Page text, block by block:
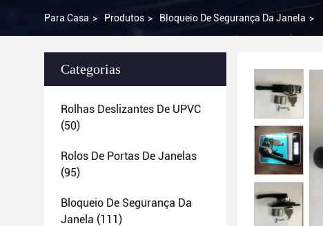
Para Casa > Produtos > Bloqueio De Segurança Da Janela >
Categorias
Rolhas Deslizantes De UPVC
(50)
Rolos De Portas De Janelas
(95)
Bloqueio De Segurança Da
Janela (111)